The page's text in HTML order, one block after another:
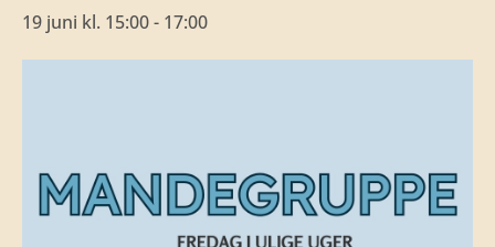
19 juni kl. 15:00- 17:00